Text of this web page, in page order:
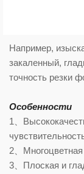
Например,
закаленный,
точность резки
Особенности
1、
2、Многоцветная
3、Плоская и